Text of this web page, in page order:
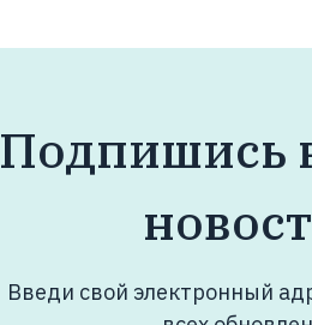
Подпишись
Введи свой электронный